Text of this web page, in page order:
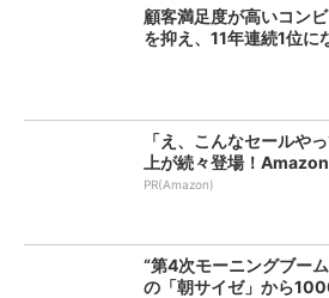
顧客満足度が高いコン
を抑え、11年連続1位に
「え、こんなセールや
上が続々登場！
PR(Amazon)
“第4次モーニングブー
の「朝サイゼ」から